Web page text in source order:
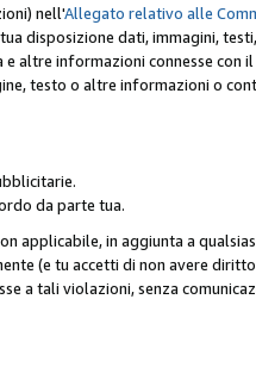
nell'Allegato relativo alle
disposizione dati, immagini,
altre informazioni connesse con
testo o altre informazioni o
da parte tua.
applicabile, in aggiunta a
(e tu accetti di non avere
a tali violazioni, senza